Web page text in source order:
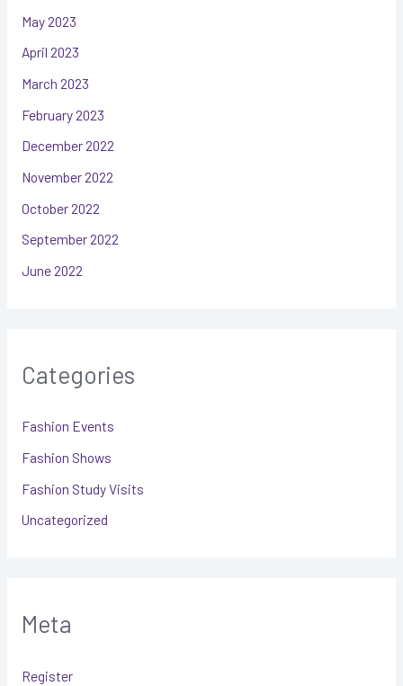
May 2023
April 2023
March 2023
February 2023
December 2022
November 2022
October 2022
September 2022
June 2022
Categories
Fashion Events
Fashion Shows
Fashion Study Visits
Uncategorized
Meta
Register